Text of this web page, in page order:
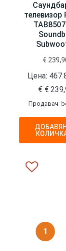
телевизор
TAB8507
€
Цена:
€ €
Продавач:
1